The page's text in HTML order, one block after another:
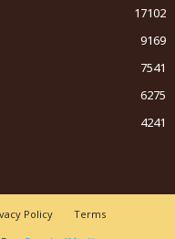
17102
9169
7541
6275
4241
Policy
Terms